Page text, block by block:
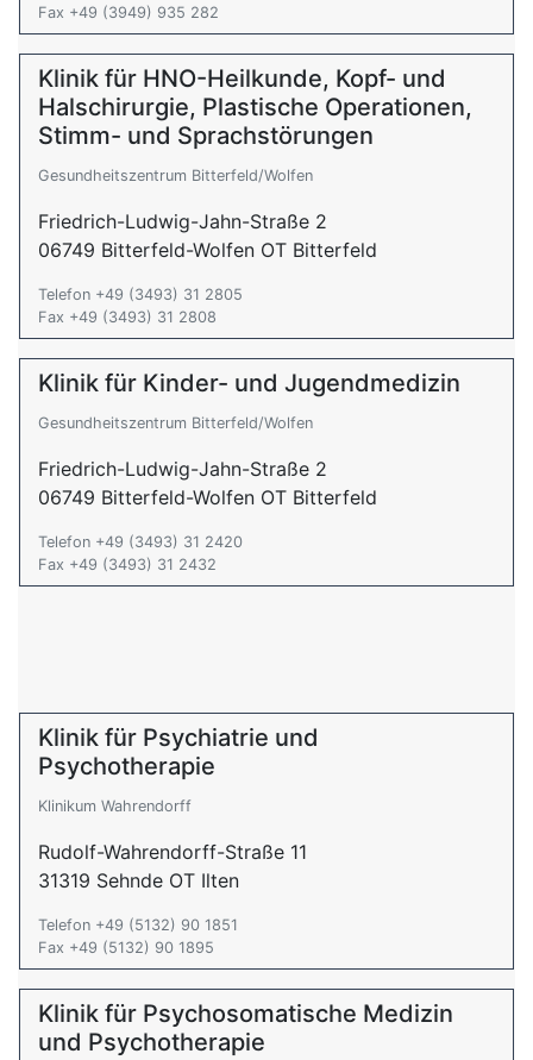
Fax +49 (3949) 935 282
Klinik für HNO-Heilkunde, Kopf- und
Halschirurgie, Plastische Operationen,
Stimm- und Sprachstörungen
Gesundheitszentrum Bitterfeld/Wolfen
Friedrich-Ludwig-Jahn-Straße 2
06749 Bitterfeld-Wolfen OT Bitterfeld
Telefon +49 (3493) 31 2805
Fax +49 (3493) 31 2808
Klinik für Kinder- und Jugendmedizin
Gesundheitszentrum Bitterfeld/Wolfen
Friedrich-Ludwig-Jahn-Straße 2
06749 Bitterfeld-Wolfen OT Bitterfeld
Telefon +49 (3493) 31 2420
Fax +49 (3493) 31 2432
Klinik für Psychiatrie und
Psychotherapie
Klinikum Wahrendorff
Rudolf-Wahrendorff-Straße 11
31319 Sehnde OT Ilten
Telefon +49 (5132) 90 1851
Fax +49 (5132) 90 1895
Klinik für Psychosomatische Medizin
und Psychotherapie